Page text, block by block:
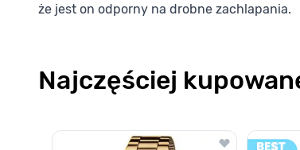
że jest on odporny na drobne zachlapania.
Najczęściej
Poruszanie się po elementach karuzeli jest
Naciśnij, aby pominąć karuzelę
Naciśnij, aby przejść do nawigacji karuzeli